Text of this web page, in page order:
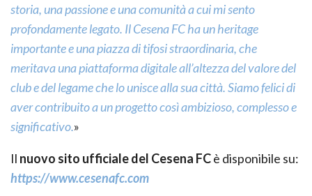
storia, una passione e una comunità a cui mi sento
profondamente legato. Il Cesena FC ha un heritage
importante e una piazza di tifosi straordinaria, che
meritava una piattaforma digitale all’altezza del valore del
club e del legame che lo unisce alla sua città. Siamo felici di
aver contribuito a un progetto così ambizioso, complesso e
significativo.»
Il nuovo sito ufficiale del Cesena FCè disponibile su:
https://www.cesenafc.com